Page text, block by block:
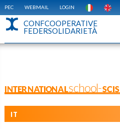
PEC WEBMAIL LOGIN
CONFCOOPERATIVE
FEDERSOLIDARIETÀ
INTERNATIONALschool-SCIS
IT